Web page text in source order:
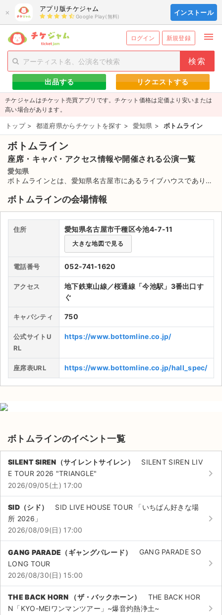
× アプリ版チケジャム
Google Play(無料) インストール
ログイン 新規登録 menu
person_add 新規会員登録 exit_to_app ログイン
チケットを探す
新着チケット
値下げしたチケット
都道府県からチケットを探す
もうすぐ開催のチケット
チケットのリクエスト一覧
取扱チケット
ライブ・コンサート（国内）
ライブ・コンサート（海外）
イベント
スポーツ
ご利用ガイド
お知らせ
出品する リクエストする
チケジャムはチケット売買アプリです。チケット価格は定価より安いまたは
高い場合があります。
トップ > 都道府県からチケットを探す > 愛知県 > ボトムライン
ボトムライン
座席・キャパ・アクセス情報や開催される公演一覧
愛知県
ボトムラインとは、愛知県名古屋市にあるライブハウスであり、
ンされたのは1989年で、歴史あるライブハウスだ。収容人数は
スタンディングで800人ほどと、ライブハウスとしては大きめの
箱となっている。フロアは2本の柱が立っているのが特徴的で、
ステージが高く見やすいライブハウスとなっている。また、モニ
ター付きの柱もあるが、それが邪魔してステージが見えないエリ
アもあるため、ライブの際には場所選びも非常に重要となりそう
だ。コインロッカーは50個ほど用意されている。アクセスとし
ては、今池駅が最寄り駅で、徒歩0分となっている。3番の地上
出口を出てすぐとなっている。
ボトムラインの会場情報
住所 愛知県名古屋市千種区今池4-7-11
大きな地図で見る
電話番号 052-741-1620
アクセス
地下鉄東山線／桜通線「今池駅」3番出口す
ぐ
キャパシティ 750
公式サイトU
RL
https://www.bottomline.co.jp/
座席表URL https://www.bottomline.co.jp/hall_spec/
ボトムラインのイベント一覧
SILENT SIREN（サイレントサイレン）
SILENT SIREN LIV
E TOUR 2026 "TRIANGLE"
2026/09/05(土) 17:00
keyboard_arrow_right
SID（シド）
SID LIVE HOUSE TOUR 「いちばん好きな場
所 2026」
2026/08/09(日) 17:00
keyboard_arrow_right
GANG PARADE（ギャングパレード）
GANG PARADE SO
LONG TOUR
2026/08/30(日) 15:00
keyboard_arrow_right
THE BACK HORN （ザ・バックホーン）
THE BACK HOR
N「KYO-MEIワンマンツアー」~爆音灼熱浄土~
keyboard_arrow_right